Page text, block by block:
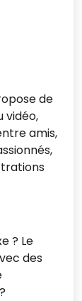
de
vidéo,
amis,
? Le
des